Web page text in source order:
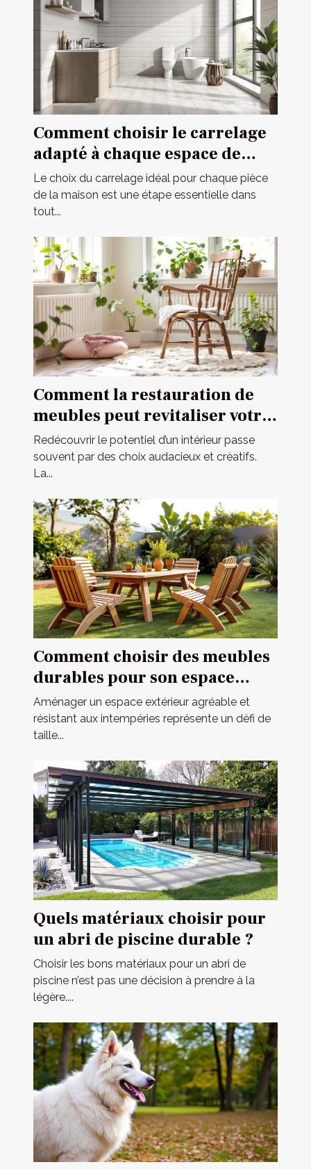
Comment choisir le carrelage
adapté à chaque espace de
votre maison ?
Le choix du carrelage idéal pour chaque pièce
de la maison est une étape essentielle dans
tout...
Comment la restauration de
meubles peut revitaliser votre
intérieur ?
Redécouvrir le potentiel d’un intérieur passe
souvent par des choix audacieux et créatifs.
La...
Comment choisir des meubles
durables pour son espace
extérieur ?
Aménager un espace extérieur agréable et
résistant aux intempéries représente un défi de
taille...
Quels matériaux choisir pour
un abri de piscine durable ?
Choisir les bons matériaux pour un abri de
piscine n’est pas une décision à prendre à la
légère....